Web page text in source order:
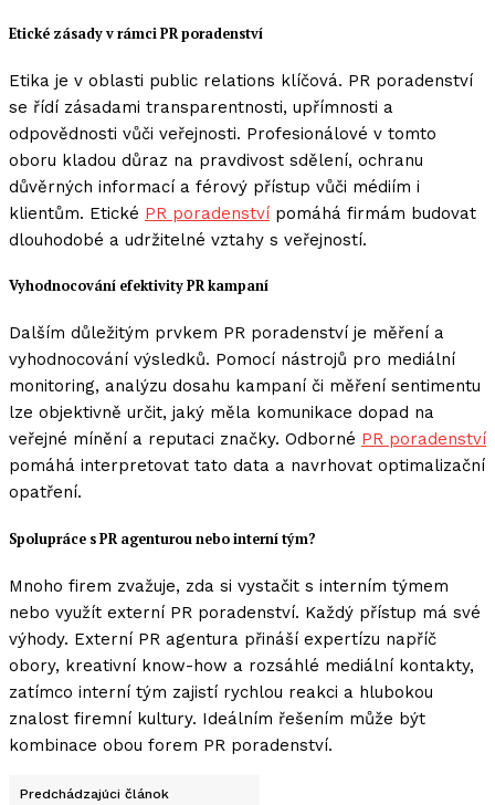
Etické zásady v rámci PR poradenství
Etika je v oblasti public relations klíčová. PR poradenství
se řídí zásadami transparentnosti, upřímnosti a
odpovědnosti vůči veřejnosti. Profesionálové v tomto
oboru kladou důraz na pravdivost sdělení, ochranu
důvěrných informací a férový přístup vůči médiím i
klientům. Etické PR poradenství pomáhá firmám budovat
dlouhodobé a udržitelné vztahy s veřejností.
Vyhodnocování efektivity PR kampaní
Dalším důležitým prvkem PR poradenství je měření a
vyhodnocování výsledků. Pomocí nástrojů pro mediální
monitoring, analýzu dosahu kampaní či měření sentimentu
lze objektivně určit, jaký měla komunikace dopad na
veřejné mínění a reputaci značky. Odborné PR poradenství
pomáhá interpretovat tato data a navrhovat optimalizační
opatření.
Spolupráce s PR agenturou nebo interní tým?
Mnoho firem zvažuje, zda si vystačit s interním týmem
nebo využít externí PR poradenství. Každý přístup má své
výhody. Externí PR agentura přináší expertízu napříč
obory, kreativní know-how a rozsáhlé mediální kontakty,
zatímco interní tým zajistí rychlou reakci a hlubokou
znalost firemní kultury. Ideálním řešením může být
kombinace obou forem PR poradenství.
Predchádzajúci článok